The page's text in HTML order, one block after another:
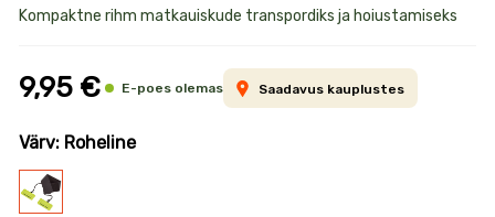
Toote
informatsioon
Kompaktne rihm matkauiskude transpordiks ja hoiustamiseks
9,95 € E-poes olemas Saadavus kauplustes
Värv: Roheline
Roheline